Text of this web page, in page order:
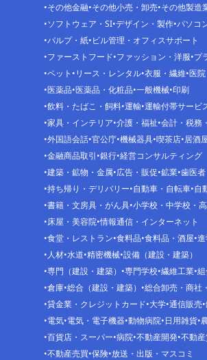
その他金融 その他小売・卸売 その他製造
ソフトウェア・SI デザイン・製作 パソコ
パルプ・紙 ビル管理・オフィスサポート
ファーストフード ファッション・洋服 プ
ペット リース・レンタル 衣服・繊維 医
医薬品 医薬品・化粧品 一般機械 印刷
飲料・たばこ・飼料 運輸 運輸付帯サービ
家具・インテリア 介護・福祉 会計・税務
外国語会話 官公庁 機械器具 喫茶店 居酒
金融商品取引 銀行 経営コンサルティング
建築・鉱物・金属 広告・販促 鉱業 歯医者
持ち帰り・デリバリー 自動車・自転車 自
書籍・文房具・がん具 小学校・中学校・
床屋・美容院 情報通信・インターネット
食堂・レストラン 食料品 食料品・酒屋
人材 水道 精密機械 設備（建設・建築）
専門（建設・建築）
専門学校 繊維工業
倉庫 総合（建設・建築）
総合卸売・商社
貸金業・クレジットカード 大学 通信販売
電気 電気・電子機器 動物病院 日用雑貨
百貨店・スーパー 病院 不動産開発 不動
不動産売買 保険 放送・出版・マスコミ